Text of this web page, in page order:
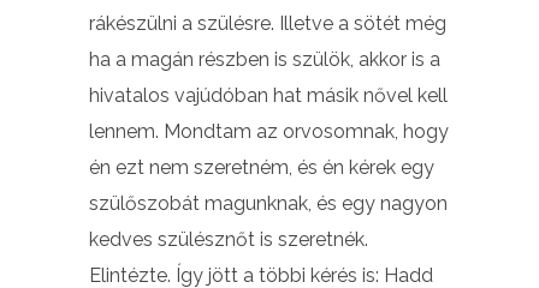
rákészülni a szülésre. Illetve a sötét még
ha a magán részben is szülök, akkor is a
hivatalos vajúdóban hat másik nővel kell
lennem. Mondtam az orvosomnak, hogy
én ezt nem szeretném, és én kérek egy
szülőszobát magunknak, és egy nagyon
kedves szülésznőt is szeretnék.
Elintézte. Így jött a többi kérés is: Hadd